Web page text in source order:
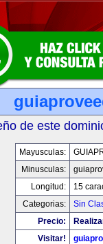
de este
Mayusculas:
Minusculas:
Longitud:
15
Categorias:
Sin
Precio:
Visitar!